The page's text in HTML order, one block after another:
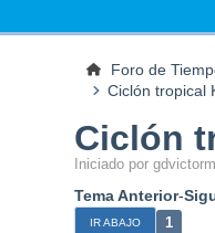
Foro de
Ciclón tropical
Ciclón
Iniciado por
Tema Anterior-
IR ABAJO 1